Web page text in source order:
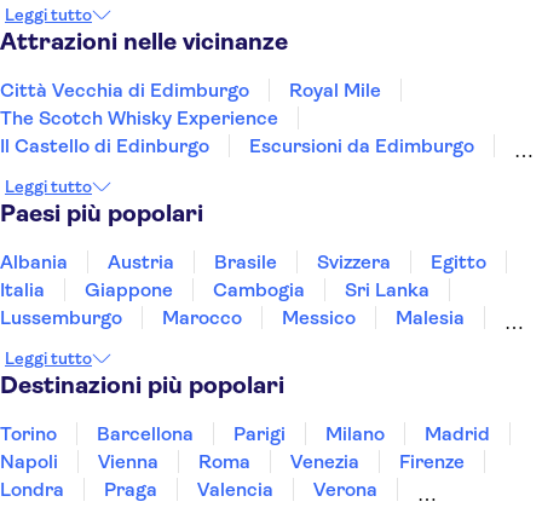
Leggi tutto
Attrazioni nelle vicinanze
Città Vecchia di Edimburgo
Royal Mile
The Scotch Whisky Experience
Il Castello di Edinburgo
Escursioni da Edimburgo
Holyrood Park
Scott Monument
Castelli scozzesi
Abbazia di Westminster
Stonehenge
The Shard
London Eye
Tower Bridge
Leggi tutto
Paesi più popolari
Albania Austria Brasile Svizzera
Egitto
Italia
Giappone Cambogia
Sri Lanka
Lussemburgo
Marocco Messico
Malesia
Tunisia
Turchia Vietnam
Leggi tutto
Destinazioni più popolari
Torino Barcellona Parigi Milano
Madrid
Napoli
Vienna Roma Venezia
Firenze
Londra
Praga Valencia
Verona